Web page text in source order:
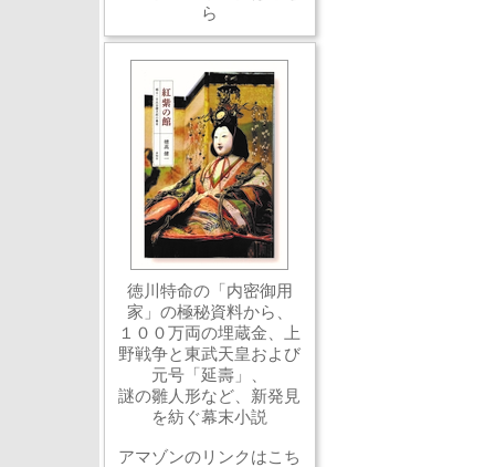
ら
徳川特命の「内密御用
家」の極秘資料から、
１００万両の埋蔵金、上
野戦争と東武天皇および
元号「延壽」、
謎の雛人形など、新発見
を紡ぐ幕末小説
アマゾンのリンクはこち